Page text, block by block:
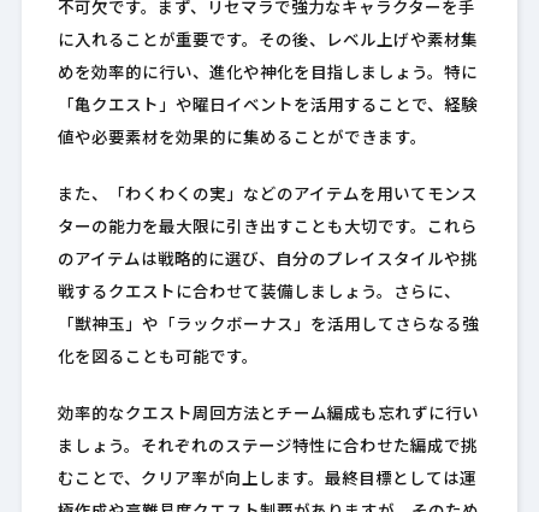
不可欠です。まず、リセマラで強力なキャラクターを手
に入れることが重要です。その後、レベル上げや素材集
めを効率的に行い、進化や神化を目指しましょう。特に
「亀クエスト」や曜日イベントを活用することで、経験
値や必要素材を効果的に集めることができます。
また、「わくわくの実」などのアイテムを用いてモンス
ターの能力を最大限に引き出すことも大切です。これら
のアイテムは戦略的に選び、自分のプレイスタイルや挑
戦するクエストに合わせて装備しましょう。さらに、
「獣神玉」や「ラックボーナス」を活用してさらなる強
化を図ることも可能です。
効率的なクエスト周回方法とチーム編成も忘れずに行い
ましょう。それぞれのステージ特性に合わせた編成で挑
むことで、クリア率が向上します。最終目標としては運